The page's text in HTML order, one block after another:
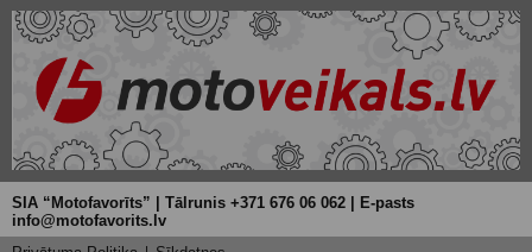
SIA “Motofavorīts” | Tālrunis +371 676 06 062 | E-pasts
info@motofavorits.lv